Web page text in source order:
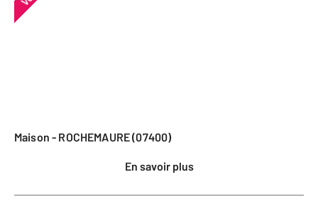
Maison - ROCHEMAURE (07400)
En savoir plus